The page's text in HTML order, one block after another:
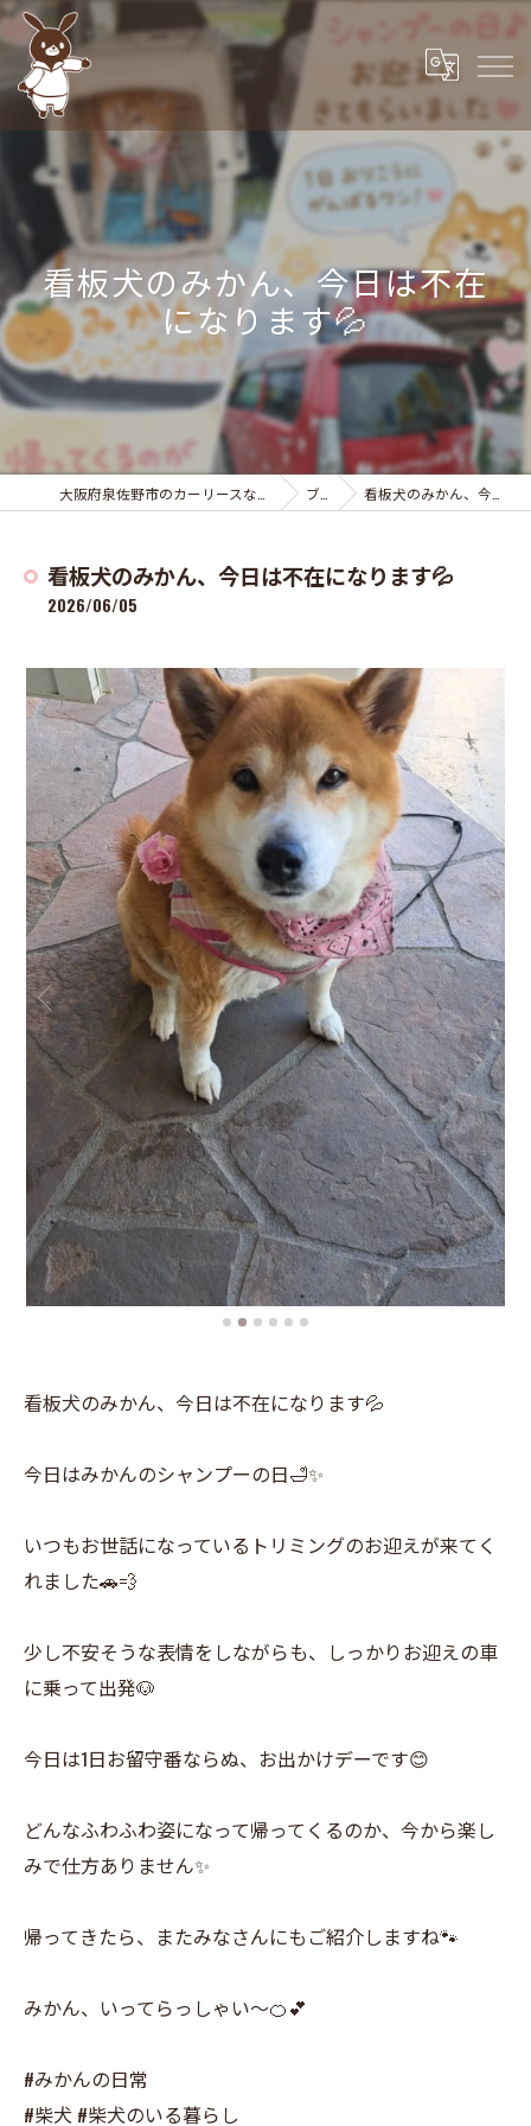
看板犬のみかん、今日は不在
になります💦
ブログ 看板犬のみかん、今日は不在になります💦
看板犬のみかん、今日は不在になります💦
2026/06/05
看板犬のみかん、今日は不在になります💦
今日はみかんのシャンプーの日🛁✨
いつもお世話になっているトリミングのお迎えが来てく
れました🚗💨
少し不安そうな表情をしながらも、しっかりお迎えの車
に乗って出発🐶
今日は1日お留守番ならぬ、お出かけデーです😊
どんなふわふわ姿になって帰ってくるのか、今から楽し
みで仕方ありません✨
帰ってきたら、またみなさんにもご紹介しますね🐾
みかん、いってらっしゃい〜🍊💕
#みかんの日常
#柴犬 #柴犬のいる暮らし